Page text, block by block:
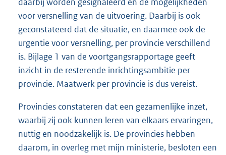
voor versnelling van de uitvoering. Daarbij is ook
geconstateerd dat de situatie, en daarmee ook de
urgentie voor versnelling, per provincie verschillend
is. Bijlage 1 van de voortgangsrapportage geeft
inzicht in de resterende inrichtingsambitie per
provincie. Maatwerk per provincie is dus vereist.
Provincies constateren dat een gezamenlijke inzet,
waarbij zij ook kunnen leren van elkaars ervaringen,
nuttig en noodzakelijk is. De provincies hebben
daarom, in overleg met mijn ministerie, besloten een